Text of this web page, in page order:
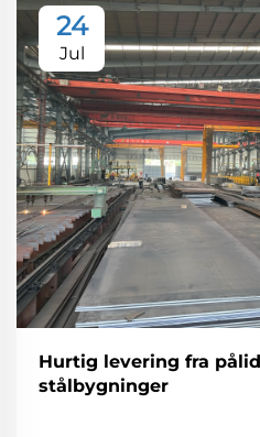
24
Jul
Hurtig levering fra
stålbygninger